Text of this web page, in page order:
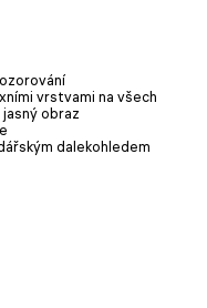
vrstvami na všech
obraz
dalekohledem